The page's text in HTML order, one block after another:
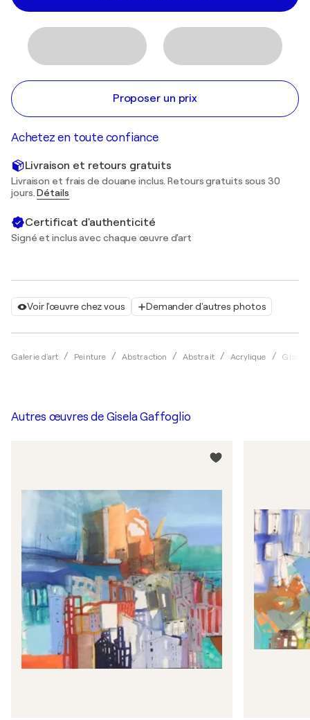
Voir l'œuvre chez vous Demander d'autres photos
Galerie d'art Peinture Abstraction Abstrait Acrylique Gisela
Proposer un prix
Achetez en toute confiance
Livraison et retours gratuits
Livraison et frais de douane inclus. Retours gratuits sous 30
jours.Détails
Certificat d'authenticité
Signé et inclus avec chaque œuvre d'art
Autres œuvres de Gisela Gaffoglio